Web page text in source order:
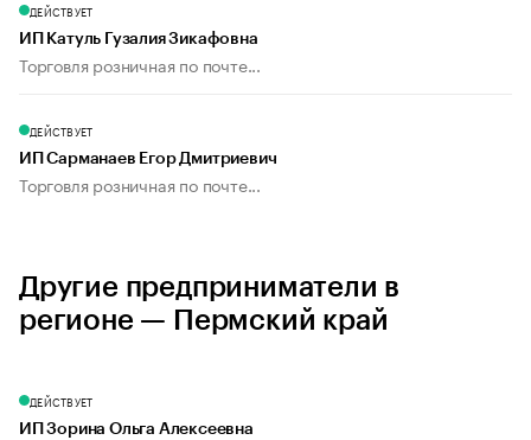
ДЕЙСТВУЕТ
ИП Катуль Гузалия Зикафовна
Торговля розничная по почте...
ДЕЙСТВУЕТ
ИП Сарманаев Егор Дмитриевич
Торговля розничная по почте...
Другие предприниматели в
регионе — Пермский край
ДЕЙСТВУЕТ
ИП Зорина Ольга Алексеевна